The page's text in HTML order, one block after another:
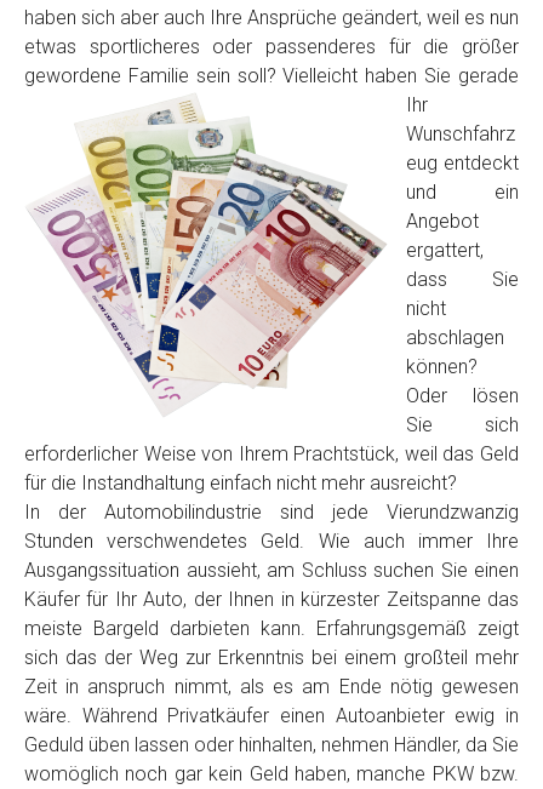
Fertig
Wie viel ist 10+2 ?*
haben sich aber auch Ihre Ansprüche geändert, weil es nun
etwas sportlicheres oder passenderes für die größer
gewordene Familie sein soll? Vielleicht haben Sie gerade
Ihr
Wunschfahrz
eug entdeckt
und ein
Angebot
ergattert,
dass Sie
nicht
abschlagen
können?
Oder lösen
Sie sich
erforderlicher Weise von Ihrem Prachtstück, weil das Geld
für die Instandhaltung einfach nicht mehr ausreicht?
In der Automobilindustrie sind jede Vierundzwanzig
Stunden verschwendetes Geld. Wie auch immer Ihre
Ausgangssituation aussieht, am Schluss suchen Sie einen
Käufer für Ihr Auto, der Ihnen in kürzester Zeitspanne das
meiste Bargeld darbieten kann. Erfahrungsgemäß zeigt
sich das der Weg zur Erkenntnis bei einem großteil mehr
Zeit in anspruch nimmt, als es am Ende nötig gewesen
wäre. Während Privatkäufer einen Autoanbieter ewig in
Geduld üben lassen oder hinhalten, nehmen Händler, da Sie
womöglich noch gar kein Geld haben, manche PKW bzw.